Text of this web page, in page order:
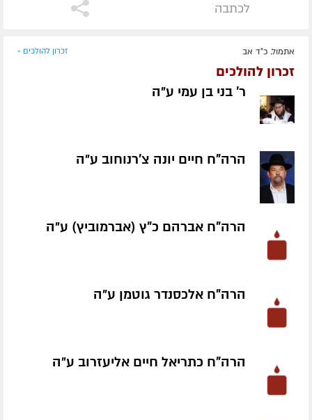
לכתבה
אתמול, כ"ד אב זכרון להולכים »
זכרון להולכים
ר' בני בן עמי ע״ה
הרה"ח חיים יונה צ'רנוחוב ע״ה
הרה"ח אברהם כ"ץ (אברמוביץ) ע״ה
הרה"ח אלכסנדר גוטמן ע״ה
הרה"ח כתריאל חיים אליעזרוב ע״ה